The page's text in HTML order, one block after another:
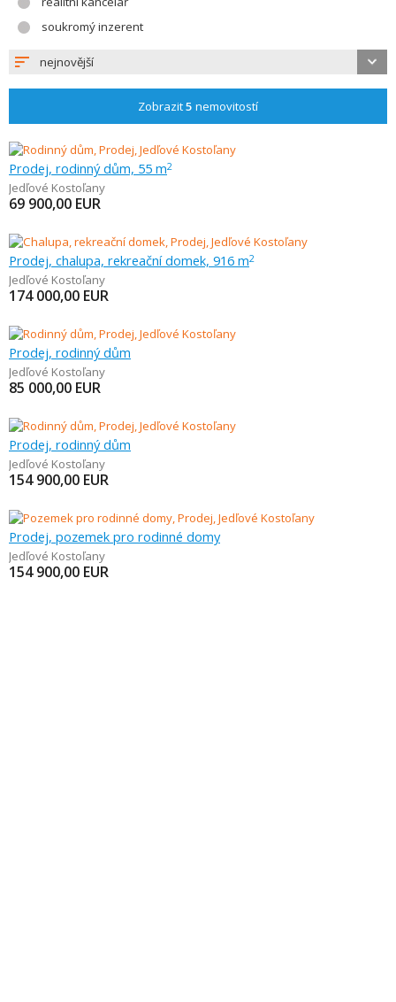
soukromý inzerent
nejnovější
Zobrazit5 nemovitostí
Prodej, rodinný dům, 55 m2
Jedľové Kostoľany
69 900,00 EUR
Prodej, chalupa, rekreační domek, 916 m2
Jedľové Kostoľany
174 000,00 EUR
Prodej, rodinný dům
Jedľové Kostoľany
85 000,00 EUR
Prodej, rodinný dům
Jedľové Kostoľany
154 900,00 EUR
Prodej, pozemek pro rodinné domy
Jedľové Kostoľany
154 900,00 EUR